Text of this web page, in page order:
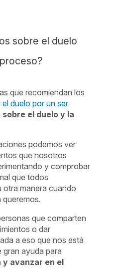
sobre el duelo
que recomiendan los
el duelo por un ser
el duelo y la
podemos ver
que nosotros
y comprobar
que todos
otra manera cuando
queremos.
que comparten
o dar
a eso que nos está
gran ayuda para
avanzar en el